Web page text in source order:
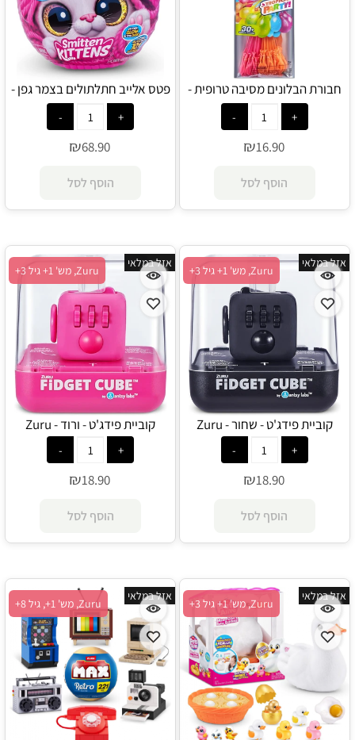
חבורת הבלונים מסיבה טרופית -
₪16.90
הוסף לסל
פטס אלייב חתלתולים בצמר גפן -
₪68.90
הוסף לסל
Zuru, מש' 1+ גיל 3+
אזל במלאי
קוביית פידג'ט - שחור - Zuru
₪18.90
הוסף לסל
Zuru, מש' 1+ גיל 3+
אזל במלאי
קוביית פידג'ט - ורוד - Zuru
₪18.90
הוסף לסל
Zuru, מש' 1+ גיל 3+
אזל במלאי
Zuru, מש' 1+, גיל 8+
אזל במלאי